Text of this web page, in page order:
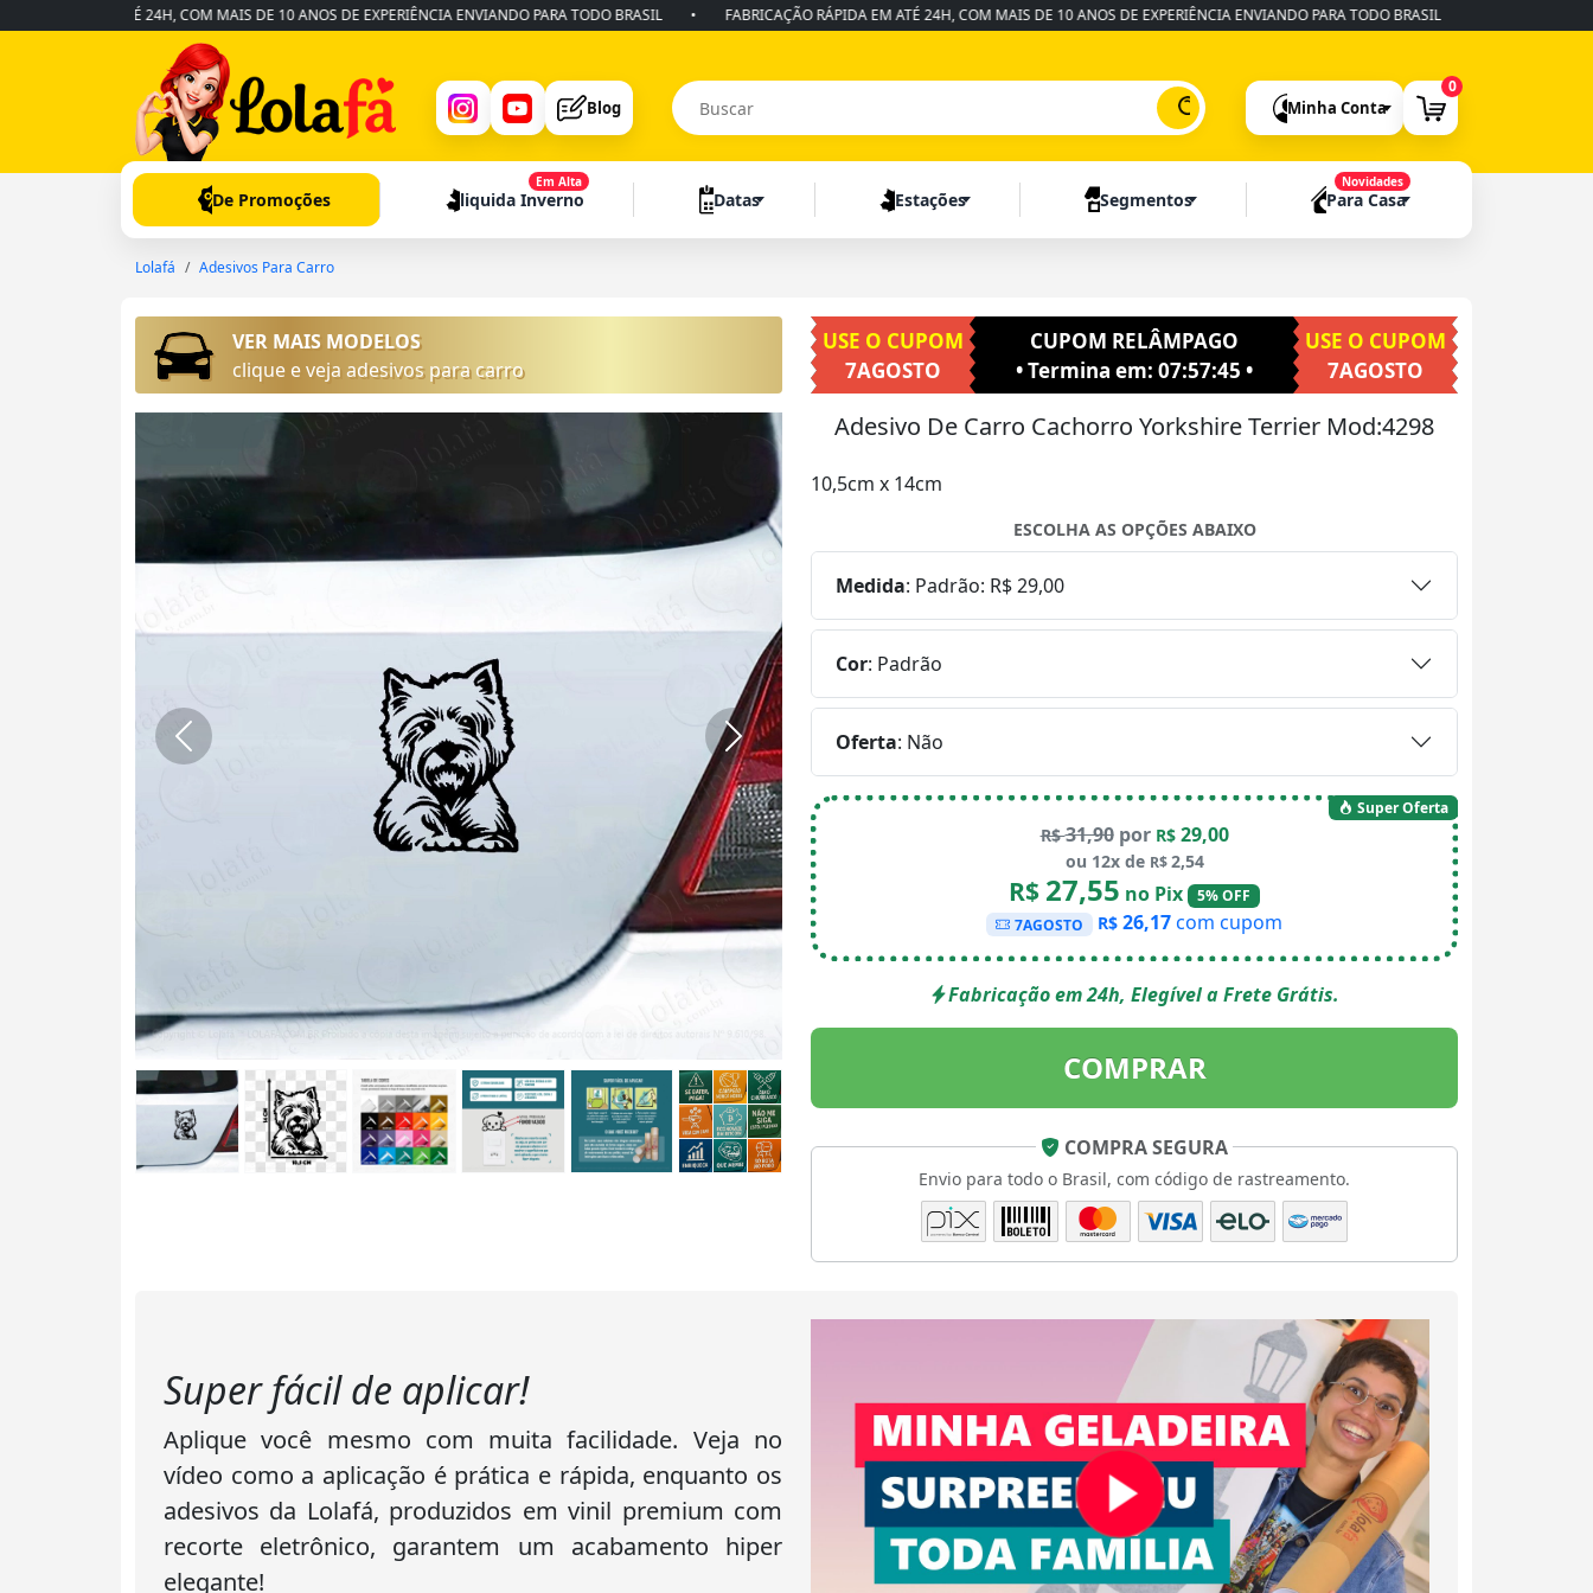
EM ATÉ 24H, COM MAIS DE 10 ANOS DE EXPERIÊNCIA ENVIANDO PARA TODO BRASIL • FABRICAÇÃO RÁPIDA EM ATÉ 24H, COM MAIS DE 10 ANOS DE EXPERIÊNCIA ENVIANDO PARA TODO BRASIL •
Blog Minha Conta
0
De Promoções liquida Inverno
Em Alta
Datas Estações Segmentos Para Casa
Novidades
Lolafá Adesivos Para Carro
USE O CUPOM
7AGOSTO
CUPOM RELÂMPAGO
• Termina em: 07:57:43 •
USE O CUPOM
7AGOSTO
VER MAIS MODELOS
clique e veja adesivos para carro
Anterior Próximo
Adesivo De Carro Cachorro Yorkshire Terrier Mod:4298
10,5cm x 14cm
ESCOLHA AS OPÇÕES ABAIXO
Medida: Padrão: R$ 29,00
Cor: Padrão
Oferta: Não
Super Oferta
R$31,90por R$ 29,00
ou 12x de R$2,54
R$ 27,55 no Pix 5% OFF
7AGOSTO
R$ 26,17com cupom
Fabricação em 24h, Elegível a Frete Grátis.
COMPRAR
COMPRA SEGURA
Envio para todo o Brasil, com código de rastreamento.
Super fácil de aplicar!
Aplique você mesmo com muita facilidade. Veja no
vídeo como a aplicação é prática e rápida, enquanto os
adesivos da Lolafá, produzidos em vinil premium com
recorte eletrônico, garantem um acabamento hiper
elegante!